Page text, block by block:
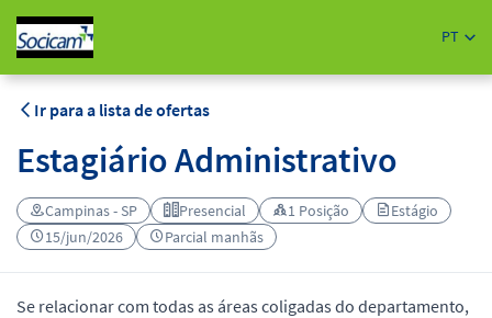
PT
Ir para a lista de ofertas
Estagiário Administrativo
Campinas - SP Presencial 1 Posição
Estágio
15/jun/2026
Parcial manhãs
Se relacionar com todas as áreas coligadas do departamento,